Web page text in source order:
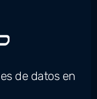
de datos en